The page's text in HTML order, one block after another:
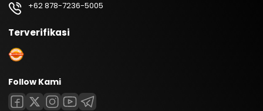
+62 878-7236-5005
Terverifikasi
Follow Kami